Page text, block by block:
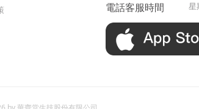
電話客服時間 星